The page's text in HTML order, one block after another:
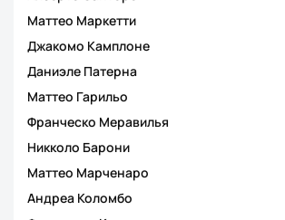
Маттео Маркетти
Джакомо Камплоне
Даниэле Патерна
Маттео Гарильо
Франческо Меравилья
Никколо Барони
Маттео Марченаро
Андреа Коломбо